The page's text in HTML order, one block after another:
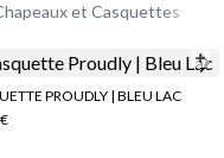
et Casquettes
PROUDLY | BLEU LAC